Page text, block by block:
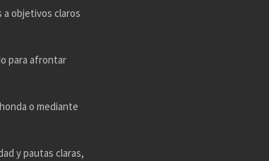
a objetivos claros
para afrontar
o mediante
y pautas claras,